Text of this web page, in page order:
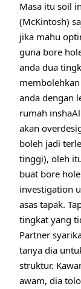
Masa itu soil
(McKintosh)
jika mahu
guna bore
anda dua
anda dengan
rumah
akan
boleh jadi
tinggi), oleh
buat bore
investigation
asas tapak.
tingkat yang
Partner
tanya dia
struktur.
awam, dia